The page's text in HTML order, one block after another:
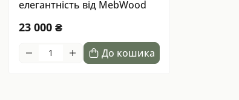
елегантність від MebWood
23 000 ₴
До кошика